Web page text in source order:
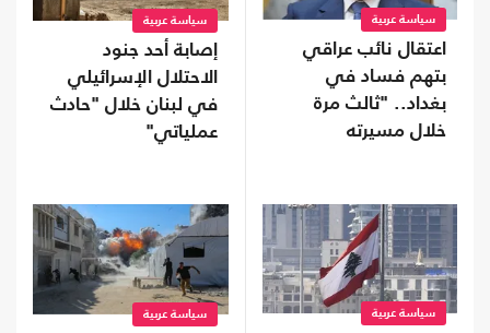
سياسة عربية
اعتقال نائب عراقي
بتهم فساد في
بغداد.. "ثالث مرة
خلال مسيرته
سياسة عربية
إصابة أحد جنود
الاحتلال الإسرائيلي
في لبنان خلال "حادث
عملياتي"
سياسة عربية سياسة عربية